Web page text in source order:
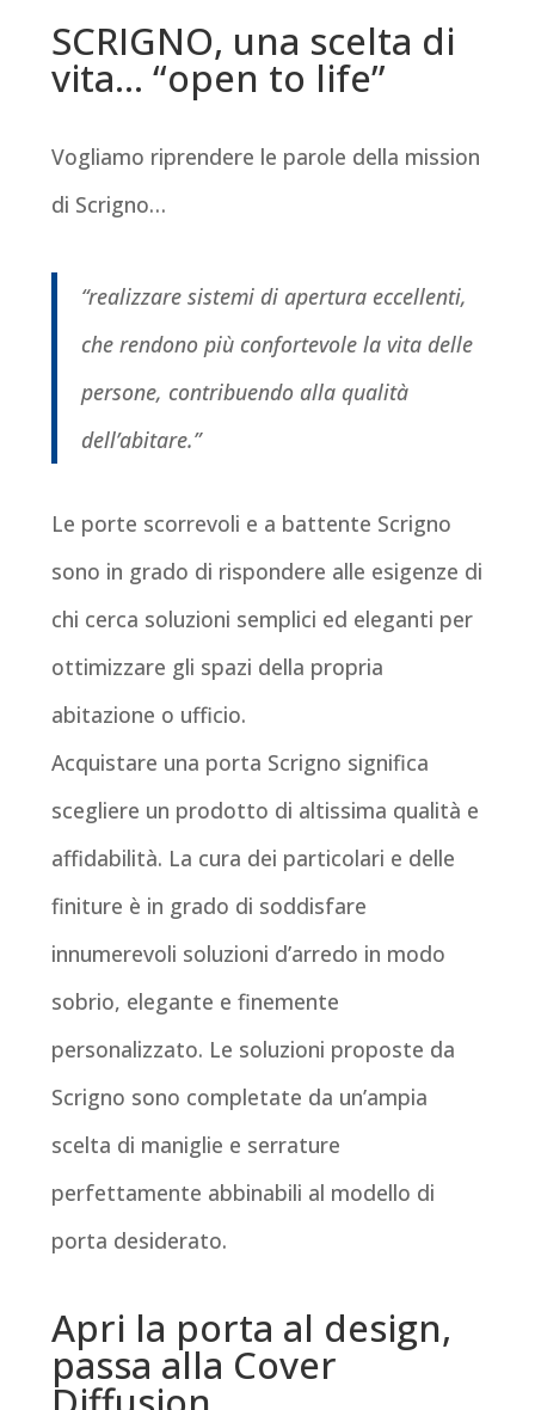
SCRIGNO, una scelta di
vita… “open to life”
Vogliamo riprendere le parole della mission
di Scrigno…
“realizzare sistemi di apertura eccellenti,
che rendono più confortevole la vita delle
persone, contribuendo alla qualità
dell’abitare.”
Le porte scorrevoli e a battente Scrigno
sono in grado di rispondere alle esigenze di
chi cerca soluzioni semplici ed eleganti per
ottimizzare gli spazi della propria
abitazione o ufficio.
Acquistare una porta Scrigno significa
scegliere un prodotto di altissima qualità e
affidabilità. La cura dei particolari e delle
finiture è in grado di soddisfare
innumerevoli soluzioni d’arredo in modo
sobrio, elegante e finemente
personalizzato. Le soluzioni proposte da
Scrigno sono completate da un’ampia
scelta di maniglie e serrature
perfettamente abbinabili al modello di
porta desiderato.
Apri la porta al design,
passa alla Cover